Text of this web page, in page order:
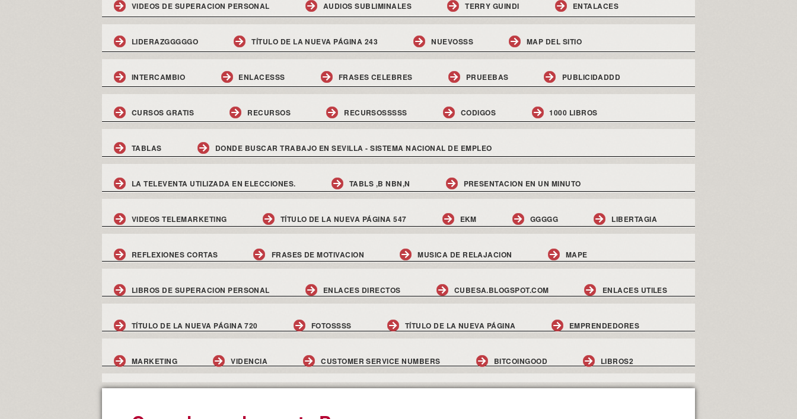
VIDEOS DE SUPERACION PERSONAL AUDIOS SUBLIMINALES TERRY GUINDI ENTALACES
LIDERAZGGGGGO TÍTULO DE LA NUEVA PÁGINA 243 NUEVOSSS MAP DEL SITIO
INTERCAMBIO ENLACESSS FRASES CELEBRES PRUEEBAS PUBLICIDADDD
CURSOS GRATIS RECURSOS RECURSOSSSSS CODIGOS 1000 LIBROS
TABLAS DONDE BUSCAR TRABAJO EN SEVILLA - SISTEMA NACIONAL DE EMPLEO
LA TELEVENTA UTILIZADA EN ELECCIONES. TABLS ,B NBN,N PRESENTACION EN UN MINUTO
VIDEOS TELEMARKETING TÍTULO DE LA NUEVA PÁGINA 547 EKM GGGGG LIBERTAGIA
REFLEXIONES CORTAS FRASES DE MOTIVACION MUSICA DE RELAJACION MAPE
LIBROS DE SUPERACION PERSONAL ENLACES DIRECTOS CUBESA.BLOGSPOT.COM ENLACES UTILES
TÍTULO DE LA NUEVA PÁGINA 720 FOTOSSSS TÍTULO DE LA NUEVA PÁGINA EMPRENDEDORES
MARKETING VIDENCIA CUSTOMER SERVICE NUMBERS BITCOINGOOD LIBROS2